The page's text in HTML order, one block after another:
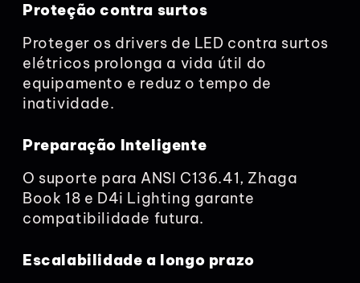
Proteção contra surtos
Proteger os drivers de LED contra surtos
elétricos prolonga a vida útil do
equipamento e reduz o tempo de
inatividade.
Preparação Inteligente
O suporte para ANSI C136.41, Zhaga
Book 18 e D4i Lighting garante
compatibilidade futura.
Escalabilidade a longo prazo